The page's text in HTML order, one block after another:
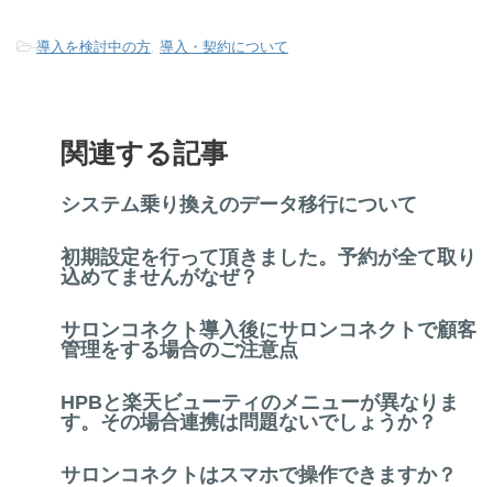
-導入を検討中の方, 導入・契約について
関連する記事
システム乗り換えのデータ移行について
初期設定を行って頂きました。予約が全て取り
込めてませんがなぜ？
サロンコネクト導入後にサロンコネクトで顧客
管理をする場合のご注意点
HPBと楽天ビューティのメニューが異なりま
す。その場合連携は問題ないでしょうか？
サロンコネクトはスマホで操作できますか？